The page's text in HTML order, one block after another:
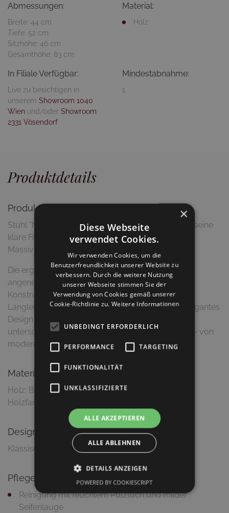
Abmessungen:
Breite: 44 cm
Tiefe: 52 cm
Sitzhöhe: 46 cm
Gesamthöhe: 83 cm
Material:
Holz
In Filiale Verfügbar:
Live zu besichtigen in
unserem Showroom 1040
Wien und/oder Showroom
2331 Vösendorf
Mindestabnahme:
1
Produktdetails
Produktbeschreibung
Stuhl "Milano"
ist ein zeitloser Klassiker, der durch seine
klare Formensprache und seine robuste
Massivholzkonstruktion überzeugt.
Die ergonomisch geformte Rückenlehne sorgt für
angenehmen Sitzkomfort, während die stabile
Konstruktion auch bei hoher Beanspruchung
Langlebigkeit garantiert. Durch sein schlichtes, elegantes
Design lässt sich der Stuhl vielseitig mit
unterschiedlichen Einrichtungsstilen kombinieren – von
modern bis klassisch.
Material & Ausführung
Holz: Buche massiv
Design
Pflegetipps
Reinigung mit feuchtem Putztuch und milder
Seifenlauge
×
Diese Webseite
verwendet Cookies.
Wir verwenden Cookies, um die
Benutzerfreundlichkeit unserer Website zu
verbessern. Durch die weitere Nutzung
unserer Webseite stimmen Sie der
Verwendung von Cookies gemäß unserer
Cookie-Richtlinie zu.Weitere Informationen
UNBEDINGT ERFORDERLICH
PERFORMANCE TARGETING
FUNKTIONALITÄT
UNKLASSIFIZIERTE
ALLE AKZEPTIEREN
ALLE ABLEHNEN
DETAILS ANZEIGEN
POWERED BY COOKIESCRIPT